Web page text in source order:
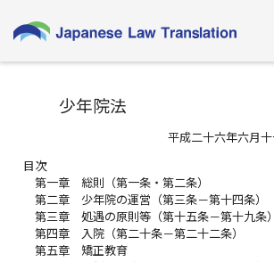
少年院法
平成二十六年六月
目次
第一章 総則（第一条・第二条）
第二章 少年院の運営（第三条－第十四条）
第三章 処遇の原則等（第十五条－第十九条）
第四章 入院（第二十条－第二十二条）
第五章 矯正教育